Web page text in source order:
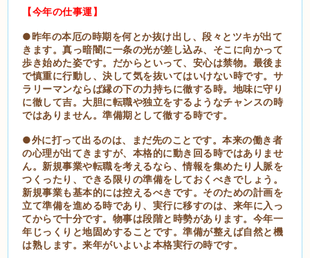
【今年の仕事運】
●昨年の本厄の時期を何とか抜け出し、段々とツキが出て
きます。真っ暗闇に一条の光が差し込み、そこに向かって
歩き始めた姿です。だからといって、安心は禁物。最後ま
で慎重に行動し、決して気を抜いてはいけない時です。サ
ラリーマンならば縁の下の力持ちに徹する時。地味に守り
に徹して吉。大胆に転職や独立をするようなチャンスの時
ではありません。準備期として徹する時です。
●外に打って出るのは、まだ先のことです。本来の働き者
の心理が出てきますが、本格的に動き回る時ではありませ
ん。新規事業や転職を考えるなら、情報を集めたり人脈を
つくったり、できる限りの準備をしておくべきでしょう。
新規事業も基本的には控えるべきです。そのための計画を
立て準備を進める時であり、実行に移すのは、来年に入っ
てからで十分です。物事は段階と時勢があります。今年一
年じっくりと地固めすることです。準備が整えば自然と機
は熟します。来年がいよいよ本格実行の時です。